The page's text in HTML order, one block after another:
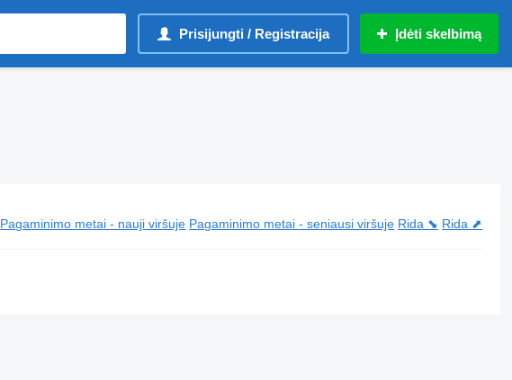
Prisijungti / Registracija Įdėti skelbimą
Pagaminimo metai - nauji viršuje Pagaminimo metai - seniausi viršuje Rida ⬊ Rida ⬈